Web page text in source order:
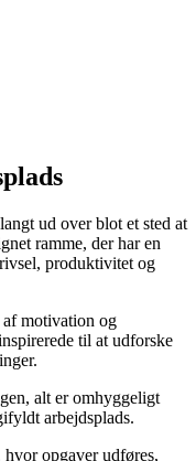
ud over blot et sted at
ramme, der har en
produktivitet og
af motivation og
til at udforske
alt er omhyggeligt
arbejdsplads.
opgaver udføres,